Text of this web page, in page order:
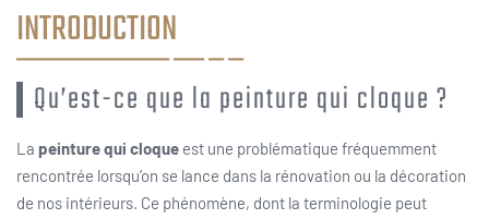
INTRODUCTION
Qu’est-ce que la peinture qui cloque ?
La peinture qui cloque est une problématique fréquemment
rencontrée lorsqu’on se lance dans la rénovation ou la décoration
de nos intérieurs. Ce phénomène, dont la terminologie peut